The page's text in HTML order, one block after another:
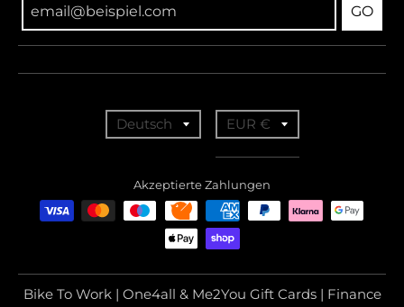
GO
n
a
Deutsch
a
n
s
a
EUR €
Akzeptierte Zahlungen
Bike To Work | One4all & Me2You Gift Cards | Finance